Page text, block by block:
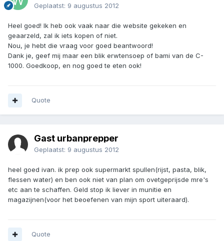
Geplaatst: 9 augustus 2012
Heel goed! Ik heb ook vaak naar die website gekeken en
geaarzeld, zal ik iets kopen of niet.
Nou, je hebt die vraag voor goed beantwoord!
Dank je, geef mij maar een blik erwtensoep of bami van de C-
1000. Goedkoop, en nog goed te eten ook!
Quote
Gast urbanprepper
Geplaatst: 9 augustus 2012
heel goed ivan. ik prep ook supermarkt spullen(rijst, pasta, blik,
flessen water) en ben ook niet van plan om ovetgeprijsde mre's
etc aan te schaffen. Geld stop ik liever in munitie en
magazijnen(voor het beoefenen van mijn sport uiteraard).
Quote